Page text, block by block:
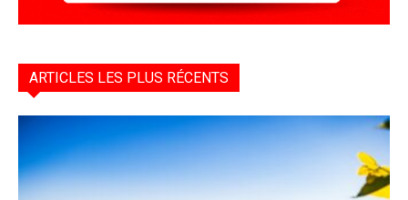
ARTICLES LES PLUS RÉCENTS